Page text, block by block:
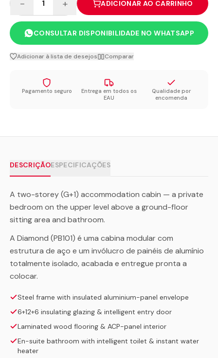
− 1 + ADICIONAR AO CARRINHO
CONSULTAR DISPONIBILIDADE NO WHATSAPP
Adicionar à lista de desejos Comparar
Pagamento seguro
Entrega em todos os
EAU
Qualidade por
encomenda
DESCRIÇÃOESPECIFICAÇÕES
A two-storey (G+1) accommodation cabin — a private
bedroom on the upper level above a ground-floor
sitting area and bathroom.
A Diamond (PB101) é uma cabina modular com
estrutura de aço e um invólucro de painéis de alumínio
totalmente isolado, acabada e entregue pronta a
colocar.
Steel frame with insulated aluminium-panel envelope
6+12+6 insulating glazing & intelligent entry door
Laminated wood flooring & ACP-panel interior
En-suite bathroom with intelligent toilet & instant water
heater